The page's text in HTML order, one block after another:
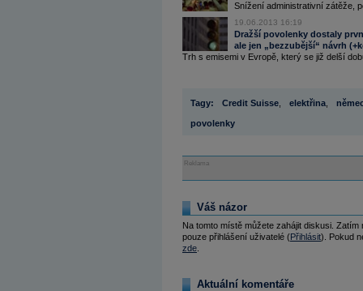
Snížení administrativní zátěže,
19.06.2013 16:19
Dražší povolenky dostaly
ale jen „bezzubější“ návrh
Trh s emisemi v Evropě, který se již delší
Tagy: Credit Suisse elektřina
povolenky
Reklama
Váš názor
Na tomto místě můžete zahájit diskusi.
pouze přihlášení uživatelé (Přihlásit). Pokud
zde
Aktuální komentáře